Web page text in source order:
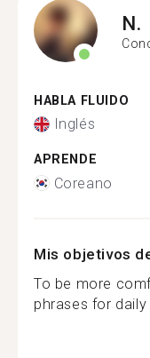
N.
HABLA FLUIDO
Inglés
APRENDE
Coreano
Mis objetivos
To be more
phrases for daily